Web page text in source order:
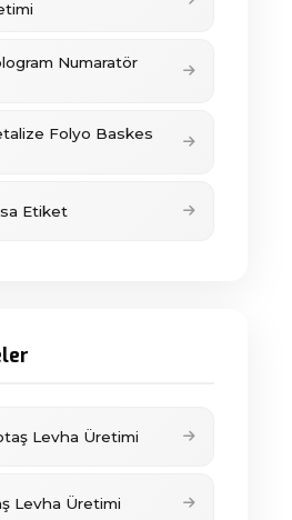
Numaratör
Folyo Baskes
Etiket
Levha Üretimi
Levha Üretimi